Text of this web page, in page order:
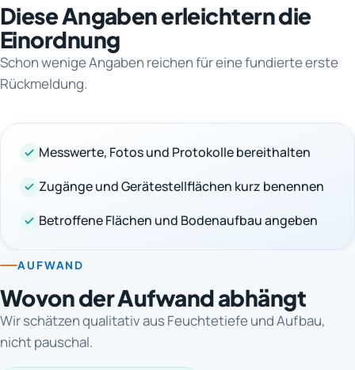
Diese Angaben erleichtern die
Einordnung
Schon wenige Angaben reichen für eine fundierte erste
Rückmeldung.
Messwerte, Fotos und Protokolle bereithalten
Zugänge und Gerätestellflächen kurz benennen
Betroffene Flächen und Bodenaufbau angeben
AUFWAND
Wovon der Aufwand abhängt
Wir schätzen qualitativ aus Feuchtetiefe und Aufbau,
nicht pauschal.